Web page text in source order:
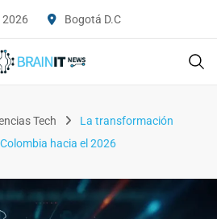
2026 Bogotá D.C
Tech
La transformación
hacia el 2026